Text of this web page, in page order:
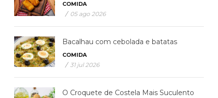
COMIDA
/ 05 ago 2026
Bacalhau com cebolada e batatas
COMIDA
/ 31 jul 2026
O Croquete de Costela Mais Suculento